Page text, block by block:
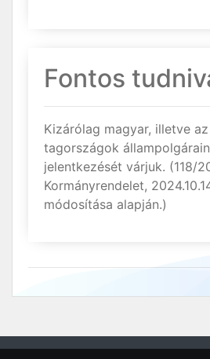
Fontos
Kizárólag magyar, illetve az
tagországok
jelentkezését várjuk. (118/
Kormányrendelet,
módosítása alapján.)